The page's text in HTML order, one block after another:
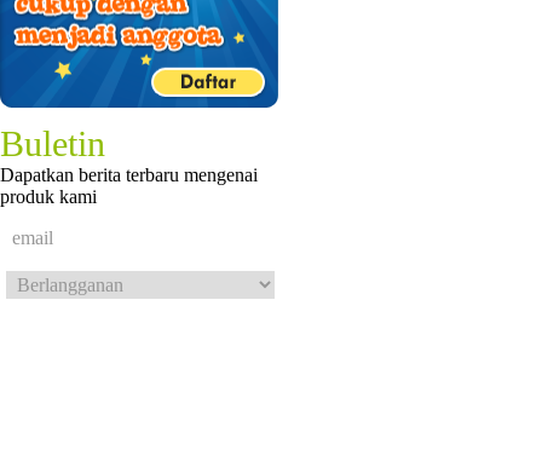
Buletin
Dapatkan berita terbaru mengenai
produk kami